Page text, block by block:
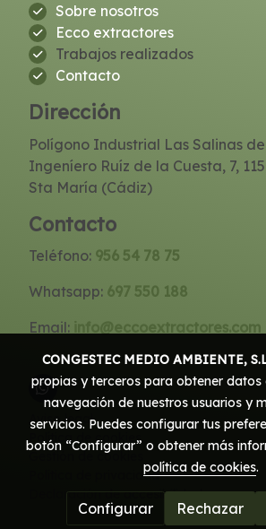
Sobre nosotros
Ecco extractores
Trabajos realizados
Contacto
Dirección
Polígono Industrial Las Salinas
Ingeníero Ruíz de la Cuesta, 7,
Sta María (Cádiz)
Contacto
Teléfono: 956 54 78 75
Whatsapp: 697 550 188
Email:
info@eccoextractores.com
Aviso legal
Política de cookies
Gestión de cookies
Política de privacidad
Declaración de accesibilidad
CONGESTEC MEDIO AMBIENTE,
propias y terceros para obtener datos
navegación de nuestros usuarios y
servicios. Puedes configurar tus
botón “Configurar” o obtener más
política de cookies.
Configurar Rechazar